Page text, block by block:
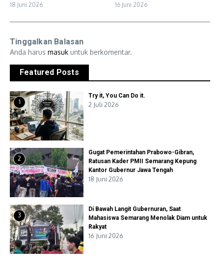
18 Juni 2026 16 Juni 2026
Tinggalkan Balasan
Anda harus masuk untuk berkomentar.
Featured Posts
1
Try it, You Can Do it.
2 Juli 2026
2
Gugat Pemerintahan Prabowo-Gibran,
Ratusan Kader PMII Semarang Kepung
Kantor Gubernur Jawa Tengah
18 Juni 2026
3
Di Bawah Langit Gubernuran, Saat
Mahasiswa Semarang Menolak Diam untuk
Rakyat
16 Juni 2026